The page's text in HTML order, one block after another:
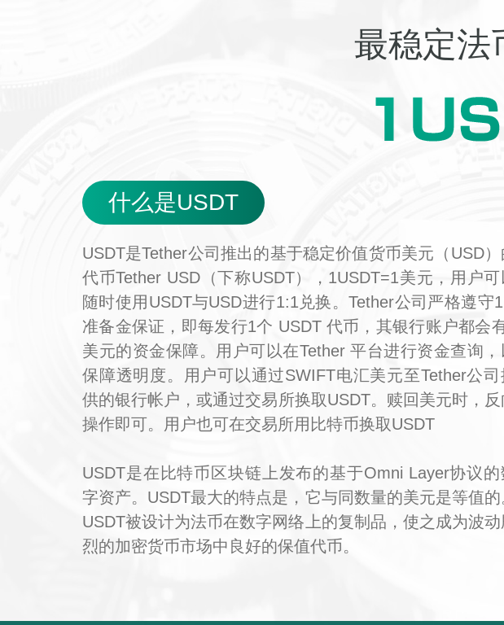
最稳定法
什么是USDT
USDT是Tether公司推出的基于稳定价值货币美元（USD）
代币Tether USD（下称USDT），1USDT=1美元，用户可
随时使用USDT与USD进行1:1兑换。Tether公司严格遵守
准备金保证，即每发行1个 USDT 代币，其银行账户都会
美元的资金保障。用户可以在Tether 平台进行资金查询，
保障透明度。用户可以通过SWIFT电汇美元至Tether公司
供的银行帐户，或通过交易所换取USDT。赎回美元时，反
操作即可。用户也可在交易所用比特币换取USDT
USDT是在比特币区块链上发布的基于Omni Layer协议的
字资产。USDT最大的特点是，它与同数量的美元是等值的
USDT被设计为法币在数字网络上的复制品，使之成为波动
烈的加密货币市场中良好的保值代币。